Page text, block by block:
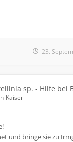
23.
sp. - Hilfe bei
Kaiser
und bringe sie zu